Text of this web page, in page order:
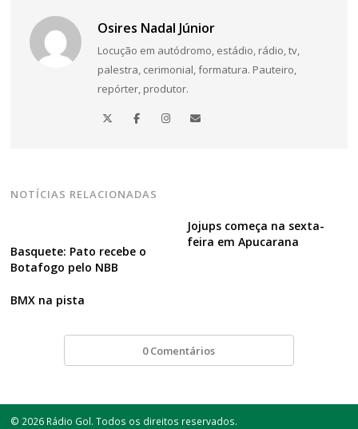
Osires Nadal Júnior
Locução em autódromo, estádio, rádio, tv,
palestra, cerimonial, formatura. Pauteiro,
repórter, produtor.
NOTÍCIAS RELACIONADAS
Basquete: Pato recebe o
Botafogo pelo NBB
Jojups começa na sexta-
feira em Apucarana
BMX na pista
0 Comentários
© 2026 Rádio Gol. Todos os direitos reservados.